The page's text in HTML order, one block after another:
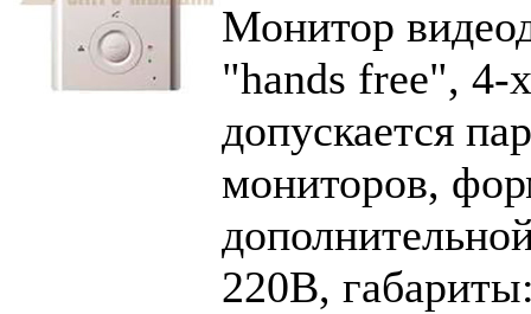
Монитор
"hands free", 4-
допускается
мониторов,
220В,